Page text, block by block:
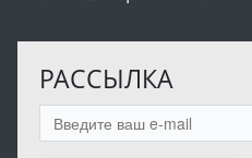
РАССЫЛКА